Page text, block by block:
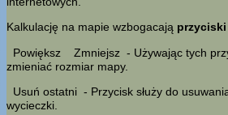
Kalkulację na mapie wzbogacają
Powiększ
Zmniejsz - Używając tych
zmieniać rozmiar mapy.
Usuń ostatni - Przycisk służy do
wycieczki.